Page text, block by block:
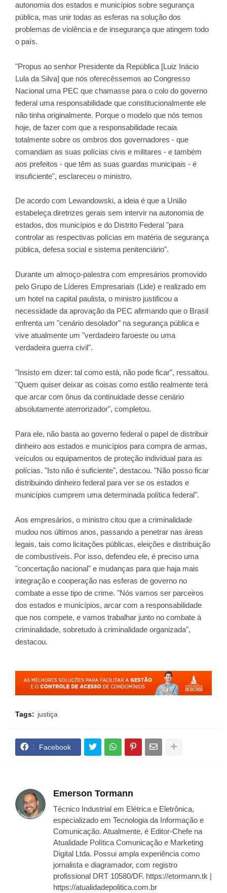
autonomia dos estados e municípios sobre segurança
pública, mas unir todas as esferas na solução dos
problemas de violência e de insegurança que atingem todo
o país.
"Propus ao senhor Presidente da República [Luiz Inácio
Lula da Silva] que nós oferecêssemos ao Congresso
Nacional uma PEC que chamasse para o colo do governo
federal uma responsabilidade que constitucionalmente ele
não tinha originalmente. Porque o modelo que nós temos
hoje, de fazer com que a responsabilidade recaia
totalmente sobre os ombros dos governadores - que
comandam as suas polícias civis e militares - e também
aos prefeitos - que têm as suas guardas municipais - é
insuficiente", esclareceu o ministro.
De acordo com Lewandowski, a ideia é que a União
estabeleça diretrizes gerais sem intervir na autonomia de
estados, dos municípios e do Distrito Federal "para
controlar as respectivas polícias em matéria de segurança
pública, defesa social e sistema penitenciário".
Durante um almoço-palestra com empresários promovido
pelo Grupo de Líderes Empresariais (Lide) e realizado em
um hotel na capital paulista, o ministro justificou a
necessidade da aprovação da PEC afirmando que o Brasil
enfrenta um "cenário desolador" na segurança pública e
vive atualmente um "verdadeiro faroeste ou uma
verdadeira guerra civil".
"Insisto em dizer: tal como está, não pode ficar", ressaltou.
"Quem quiser deixar as coisas como estão realmente terá
que arcar com ônus da continuidade desse cenário
absolutamente aterrorizador", completou.
Para ele, não basta ao governo federal o papel de distribuir
dinheiro aos estados e municípios para compra de armas,
veículos ou equipamentos de proteção individual para as
polícias. "Isto não é suficiente", destacou. "Não posso ficar
distribuindo dinheiro federal para ver se os estados e
municípios cumprem uma determinada política federal".
Aos empresários, o ministro citou que a criminalidade
mudou nos últimos anos, passando a penetrar nas áreas
legais, tais como licitações públicas, eleições e distribuição
de combustíveis. Por isso, defendeu ele, é preciso uma
"concertação nacional" e mudanças para que haja mais
integração e cooperação nas esferas de governo no
combate a esse tipo de crime. "Nós vamos ser parceiros
dos estados e municípios, arcar com a responsabilidade
que nos compete, e vamos trabalhar junto no combate à
criminalidade, sobretudo à criminalidade organizada",
destacou.
Tags: justiça
Facebook
Emerson Tormann
Técnico Industrial em Elétrica e Eletrônica,
especializado em Tecnologia da Informação e
Comunicação. Atualmente, é Editor-Chefe na
Atualidade Política Comunicação e Marketing
Digital Ltda. Possui ampla experiência como
jornalista e diagramador, com registro
profissional DRT 10580/DF. https://etormann.tk |
https://atualidadepolitica.com.br